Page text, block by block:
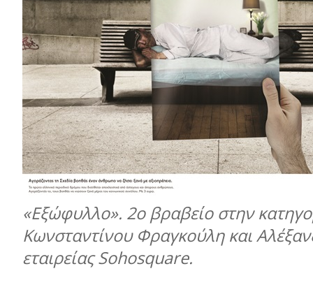
«Εξώφυλλο». 2ο βραβείο στην
Κωνσταντίνου Φραγκούλη και
εταιρείας Sohosquare.